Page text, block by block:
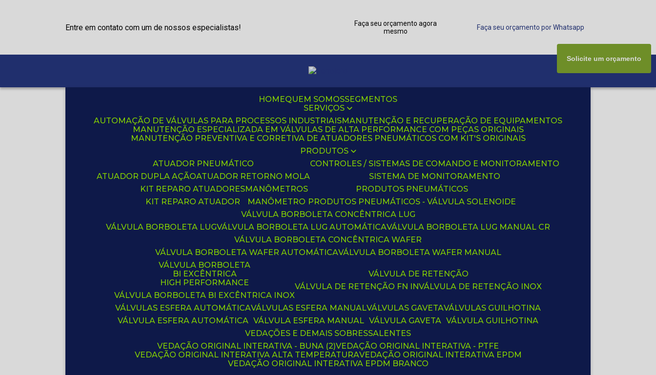
Entre em contato com um de nossos especialistas!
Faça seu orçamento agora
mesmo
Faça seu orçamento por Whatsapp
HOME QUEM SOMOS
SEGMENTOS
SERVIÇOS
AUTOMAÇÃO DE VÁLVULAS PARA PROCESSOS INDUSTRIAIS
MANUTENÇÃO E RECUPERAÇÃO DE EQUIPAMENTOS
MANUTENÇÃO ESPECIALIZADA EM VÁLVULAS DE ALTA PERFORMANCE COM PEÇAS ORIGINAIS
MANUTENÇÃO PREVENTIVA E CORRETIVA DE ATUADORES PNEUMÁTICOS COM KIT'S ORIGINAIS
PRODUTOS
ATUADOR PNEUMÁTICO
ATUADOR DUPLA AÇÃO
ATUADOR RETORNO MOLA
CONTROLES / SISTEMAS DE COMANDO E MONITORAMENTO
SISTEMA DE MONITORAMENTO
KIT REPARO ATUADORES
KIT REPARO ATUADOR
MANÔMETROS
MANÔMETRO
PRODUTOS PNEUMÁTICOS
PRODUTOS PNEUMÁTICOS - VÁLVULA SOLENOIDE
VÁLVULA BORBOLETA CONCÊNTRICA LUG
VÁLVULA BORBOLETA LUG VÁLVULA BORBOLETA LUG AUTOMÁTICA VÁLVULA BORBOLETA LUG MANUAL CR
VÁLVULA BORBOLETA CONCÊNTRICA WAFER
VÁLVULA BORBOLETA WAFER AUTOMÁTICA VÁLVULA BORBOLETA WAFER MANUAL
VÁLVULA BORBOLETA
BI EXCÊNTRICA
HIGH PERFORMANCE
VÁLVULA BORBOLETA BI EXCÊNTRICA INOX
VÁLVULA DE RETENÇÃO
VÁLVULA DE RETENÇÃO FN IN VÁLVULA DE RETENÇÃO INOX
VÁLVULAS ESFERA AUTOMÁTICA
VÁLVULA ESFERA AUTOMÁTICA
VÁLVULAS ESFERA MANUAL
VÁLVULA ESFERA MANUAL
VÁLVULAS GAVETA
VÁLVULA GAVETA
VÁLVULAS GUILHOTINA
VÁLVULA GUILHOTINA
VEDAÇÕES E DEMAIS SOBRESSALENTES
VEDAÇÃO ORIGINAL INTERATIVA - BUNA (2)
VEDAÇÃO ORIGINAL INTERATIVA - PTFE
VEDAÇÃO ORIGINAL INTERATIVA ALTA TEMPERATURA VEDAÇÃO ORIGINAL INTERATIVA EPDM
VEDAÇÃO ORIGINAL INTERATIVA EPDM BRANCO
Solicite um orçamento